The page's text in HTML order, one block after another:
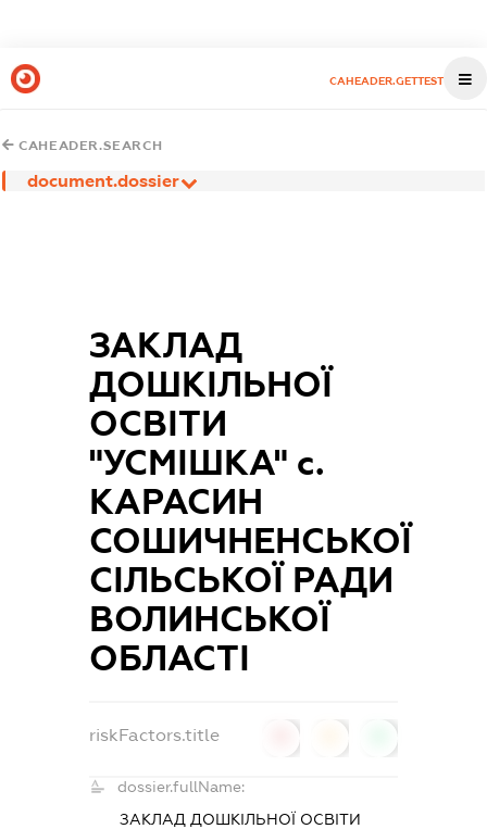
CAHEADER.GETTEST
CAHEADER.SEARCH
document.dossier
ЗАКЛАД
ДОШКІЛЬНОЇ
ОСВІТИ
"УСМІШКА" с.
КАРАСИН
СОШИЧНЕНСЬКОЇ
СІЛЬСЬКОЇ РАДИ
ВОЛИНСЬКОЇ
ОБЛАСТІ
riskFactors.title
dossier.fullName:
ЗАКЛАД ДОШКІЛЬНОЇ ОСВІТИ